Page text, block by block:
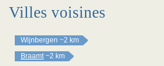
Villes voisines
Wijnbergen ~2 km
Braamt ~2 km